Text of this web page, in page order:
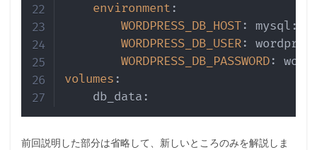
environment :
WORDPRESS_DB_HOST: mysql :
WORDPRESS_DB_USER:
WORDPRESS_DB_PASSWORD:
volumes :
    db_data
:
前回説明した部分は省略して、新しいところのみを解説しま